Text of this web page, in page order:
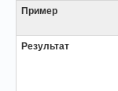
Пример
Результат